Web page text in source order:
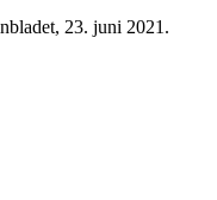
23. juni 2021.